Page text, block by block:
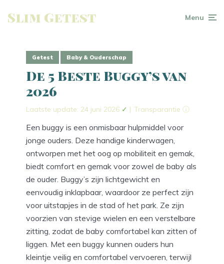
Slim Getest Menu
Getest Baby & Ouderschap
De 5 Beste Buggy’s van
2026
Laatste update: 24 juni 2026 ✓ | Transparantie ⓘ
Een buggy is een onmisbaar hulpmiddel voor
jonge ouders. Deze handige kinderwagen,
ontworpen met het oog op mobiliteit en gemak,
biedt comfort en gemak voor zowel de baby als
de ouder. Buggy’s zijn lichtgewicht en
eenvoudig inklapbaar, waardoor ze perfect zijn
voor uitstapjes in de stad of het park. Ze zijn
voorzien van stevige wielen en een verstelbare
zitting, zodat de baby comfortabel kan zitten of
liggen. Met een buggy kunnen ouders hun
kleintje veilig en comfortabel vervoeren, terwijl